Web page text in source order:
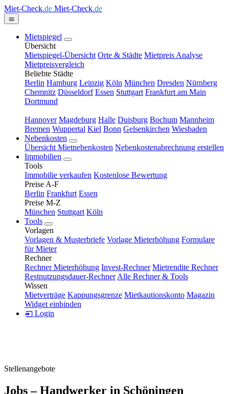
Miet-Check.de Miet-Check.de
Mietspiegel
Übersicht
Mietspiegel-Übersicht Orte & Städte Mietpreis Analyse
Mietpreisvergleich
Beliebte Städte
Berlin Hamburg Leipzig Köln München Dresden Nürnberg
Chemnitz Düsseldorf Essen Stuttgart Frankfurt am Main
Dortmund
Hannover Magdeburg Halle Duisburg Bochum Mannheim
Bremen Wuppertal Kiel Bonn Gelsenkirchen Wiesbaden
Nebenkosten
Übersicht Mietnebenkosten Nebenkostenabrechnung erstellen
Immobilien
Tools
Immobilie verkaufen Kostenlose Bewertung
Preise A-F
Berlin Frankfurt Essen
Preise M-Z
München Stuttgart Köln
Tools
Vorlagen
Vorlagen & Musterbriefe Vorlage Mieterhöhung Formulare
für Mieter
Rechner
Rechner Mieterhöhung Invest-Rechner Mietrendite Rechner
Restnutzungsdauer-Rechner Alle Rechner & Tools
Wissen
Mietverträge Kappungsgrenze Mietkautionskonto Magazin
Widget einbinden
Login
Stellenangebote
Jobs – Handwerker in Schöningen